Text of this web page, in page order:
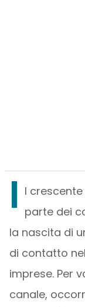
I l
parte dei
la nascita di
di contatto
imprese. Per
canale,